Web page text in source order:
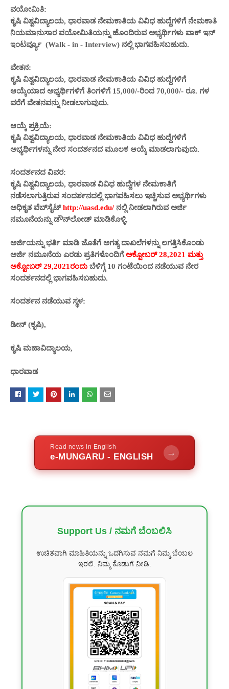
ವಯೋಮಿತಿ:
ಕೃಷಿ ವಿಶ್ವವಿದ್ಯಾಲಯ, ಧಾರವಾಡ ನೇಮಕಾತಿಯ ವಿವಿಧ ಹುದ್ದೆಗಳಿಗೆ ನೇಮಕಾತಿ
ನಿಯಮಾನುಸಾರ ವಯೋಮಿತಿಯನ್ನು ಹೊಂದಿರುವ ಅಭ್ಯರ್ಥಿಗಳು ವಾಕ್ ಇನ್
ಇಂಟರ್ವ್ಯೂ (Walk - in - Interview) ನಲ್ಲಿ ಭಾಗವಹಿಸಬಹುದು.
ವೇತನ:
ಕೃಷಿ ವಿಶ್ವವಿದ್ಯಾಲಯ, ಧಾರವಾಡ ನೇಮಕಾತಿಯ ವಿವಿಧ ಹುದ್ದೆಗಳಿಗೆ
ಆಯ್ಕೆಯಾದ ಅಭ್ಯರ್ಥಿಗಳಿಗೆ ತಿಂಗಳಿಗೆ 15,000/-ರಿಂದ 70,000/- ರೂ. ಗಳ
ವರೆಗೆ ವೇತನವನ್ನು ನೀಡಲಾಗುವುದು.
ಆಯ್ಕೆ ಪ್ರಕ್ರಿಯೆ:
ಕೃಷಿ ವಿಶ್ವವಿದ್ಯಾಲಯ, ಧಾರವಾಡ ನೇಮಕಾತಿಯ ವಿವಿಧ ಹುದ್ದೆಗಳಿಗೆ
ಅಭ್ಯರ್ಥಿಗಳನ್ನು ನೇರ ಸಂದರ್ಶನದ ಮೂಲಕ ಆಯ್ಕೆ ಮಾಡಲಾಗುವುದು.
ಸಂದರ್ಶನದ ವಿವರ:
ಕೃಷಿ ವಿಶ್ವವಿದ್ಯಾಲಯ, ಧಾರವಾಡ ವಿವಿಧ ಹುದ್ದೆಗಳ ನೇಮಕಾತಿಗೆ
ನಡೆಸಲಾಗುತ್ತಿರುವ ಸಂದರ್ಶನದಲ್ಲಿ ಭಾಗವಹಿಸಲು ಇಚ್ಚಿಸುವ ಅಭ್ಯರ್ಥಿಗಳು
ಅಧಿಕೃತ ವೆಬ್‌ಸೈಟ್http://uasd.edu/ನಲ್ಲಿ ನೀಡಲಾಗಿರುವ ಅರ್ಜಿ
ನಮೂನೆಯನ್ನು ಡೌನ್‌ಲೋಡ್ ಮಾಡಿಕೊಳ್ಳಿ.
ಅರ್ಜಿಯನ್ನು ಭರ್ತಿ ಮಾಡಿ ಜೊತೆಗೆ ಅಗತ್ಯ ದಾಖಲೆಗಳನ್ನು ಲಗತ್ತಿಸಿಕೊಂಡು
ಅರ್ಜಿ ನಮೂನೆಯ ಎರಡು ಪ್ರತಿಗಳೊಂದಿಗೆ ಅಕ್ಟೋಬರ್ 28,2021 ಮತ್ತು
ಅಕ್ಟೋಬರ್ 29,2021ರಂದು ಬೆಳಿಗ್ಗೆ 10 ಗಂಟೆಯಿಂದ ನಡೆಯುವ ನೇರ
ಸಂದರ್ಶನದಲ್ಲಿ ಭಾಗವಹಿಸಬಹುದು.
ಸಂದರ್ಶನ ನಡೆಯುವ ಸ್ಥಳ:
ಡೀನ್ (ಕೃಷಿ),
ಕೃಷಿ ಮಹಾವಿದ್ಯಾಲಯ,
ಧಾರವಾಡ
Read news in English
e-MUNGARU - ENGLISH →
Support Us / ನಮಗೆ ಬೆಂಬಲಿಸಿ
ಉಚಿತವಾಗಿ ಮಾಹಿತಿಯನ್ನು ಒದಗಿಸುವ ನಮಗೆ ನಿಮ್ಮ ಬೆಂಬಲ
ಇರಲಿ. ನಿಮ್ಮ ಕೊಡುಗೆ ನೀಡಿ.